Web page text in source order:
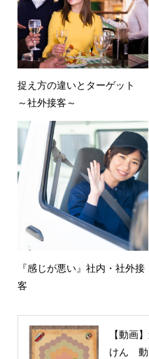
捉え方の違いとターゲット
～社外接客～
『感じが悪い』社内・社外接
客
【動画
けん 動